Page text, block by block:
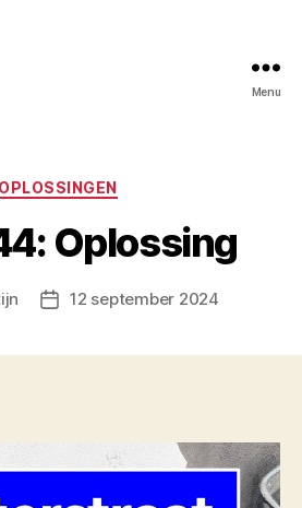
Menu
Categorieën
OPLOSSINGEN
Oplossing
Berichtdatum
12 september 2024